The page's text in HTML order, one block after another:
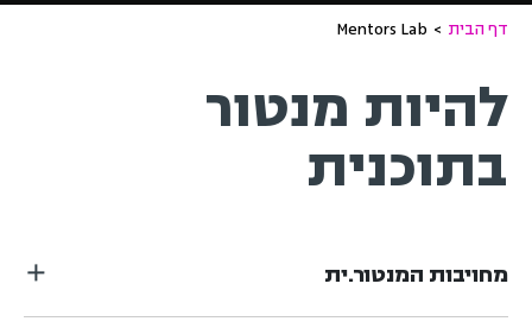
דף הבית >
Mentors Lab
להיות מנטור
בתוכנית
מחויבות המנטור.ית